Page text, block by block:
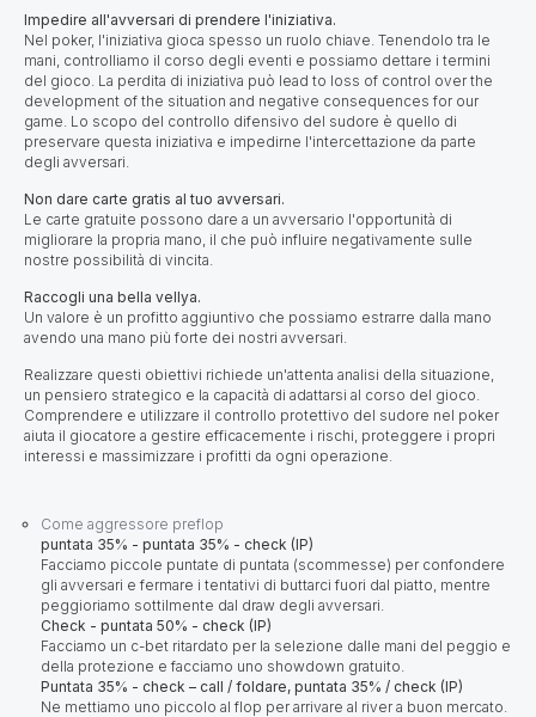
Impedire all'avversari di prendere l'iniziativa.
Nel poker, l'iniziativa gioca spesso un ruolo chiave. Tenendolo tra le
mani, controlliamo il corso degli eventi e possiamo dettare i termini
del gioco. La perdita di iniziativa può lead to loss of control over the
development of the situation and negative consequences for our
game. Lo scopo del controllo difensivo del sudore è quello di
preservare questa iniziativa e impedirne l'intercettazione da parte
degli avversari.
Non dare carte gratis al tuo avversari.
Le carte gratuite possono dare a un avversario l'opportunità di
migliorare la propria mano, il che può influire negativamente sulle
nostre possibilità di vincita.
Raccogli una bella vellya.
Un valore è un profitto aggiuntivo che possiamo estrarre dalla mano
avendo una mano più forte dei nostri avversari.
Realizzare questi obiettivi richiede un'attenta analisi della situazione,
un pensiero strategico e la capacità di adattarsi al corso del gioco.
Comprendere e utilizzare il controllo protettivo del sudore nel poker
aiuta il giocatore a gestire efficacemente i rischi, proteggere i propri
interessi e massimizzare i profitti da ogni operazione.
Come aggressore preflop
puntata 35% - puntata 35% - check (IP)
Facciamo piccole puntate di puntata (scommesse) per confondere
gli avversari e fermare i tentativi di buttarci fuori dal piatto, mentre
peggioriamo sottilmente dal draw degli avversari.
Check - puntata 50% - check (IP)
Facciamo un c-bet ritardato per la selezione dalle mani del peggio e
della protezione e facciamo uno showdown gratuito.
Puntata 35% - check – call / foldare, puntata 35% / check (IP)
Ne mettiamo uno piccolo al flop per arrivare al river a buon mercato.